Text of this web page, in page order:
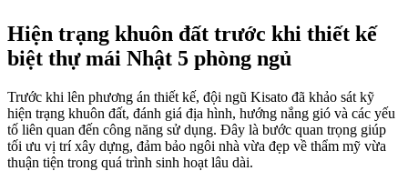
Hiện trạng khuôn đất trước khi thiết kế
biệt thự mái Nhật 5 phòng ngủ
Trước khi lên phương án thiết kế, đội ngũ Kisato đã khảo sát kỹ
hiện trạng khuôn đất, đánh giá địa hình, hướng nắng gió và các yếu
tố liên quan đến công năng sử dụng. Đây là bước quan trọng giúp
tối ưu vị trí xây dựng, đảm bảo ngôi nhà vừa đẹp về thẩm mỹ vừa
thuận tiện trong quá trình sinh hoạt lâu dài.